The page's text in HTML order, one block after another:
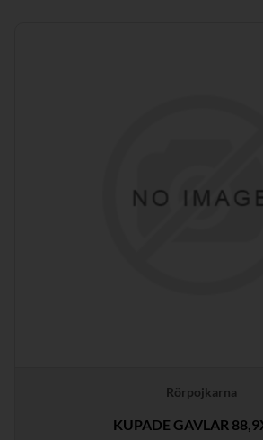
Rörpojkarna
KUPADE GAVLAR